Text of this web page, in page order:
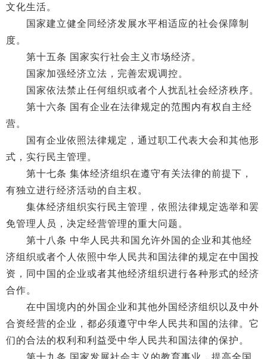
文化生活。
国家建立健全同经济发展水平相适应的社会保障制
度。
第十五条 国家实行社会主义市场经济。
国家加强经济立法，完善宏观调控。
国家依法禁止任何组织或者个人扰乱社会经济秩序。
第十六条 国有企业在法律规定的范围内有权自主经
营。
国有企业依照法律规定，通过职工代表大会和其他形
式，实行民主管理。
第十七条 集体经济组织在遵守有关法律的前提下，
有独立进行经济活动的自主权。
集体经济组织实行民主管理，依照法律规定选举和罢
免管理人员，决定经营管理的重大问题。
第十八条 中华人民共和国允许外国的企业和其他经
济组织或者个人依照中华人民共和国法律的规定在中国投
资，同中国的企业或者其他经济组织进行各种形式的经济
合作。
在中国境内的外国企业和其他外国经济组织以及中外
合资经营的企业，都必须遵守中华人民共和国的法律。它
们的合法的权利和利益受中华人民共和国法律的保护。
第十九条 国家发展社会主义的教育事业，提高全国